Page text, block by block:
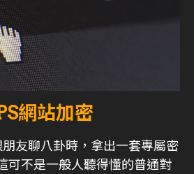
網站加密
友聊八卦時，拿出一套專屬密
可不是一般人聽得懂的普通對